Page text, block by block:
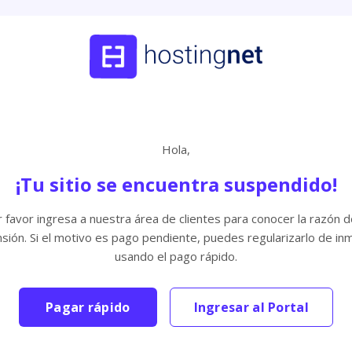
Hola,
¡Tu sitio se encuentra suspendido!
favor ingresa a nuestra área de clientes para conocer la razón
Si el motivo es pago pendiente, puedes regularizarlo de
usando el pago rápido.
Pagar rápido Ingresar al Portal